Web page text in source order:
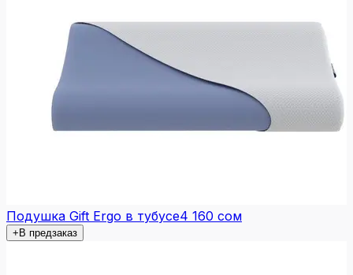
Подушка Gift Ergo в тубусе4 160 сом
+В предзаказ